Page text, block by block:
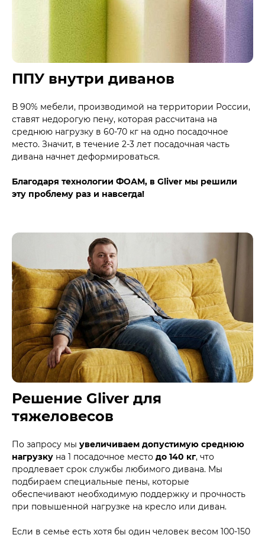
ППУ внутри диванов
В 90% мебели, производимой на территории России,
ставят недорогую пену, которая рассчитана на
среднюю нагрузку в 60-70 кг на одно посадочное
место. Значит, в течение 2-3 лет посадочная часть
дивана начнет деформироваться.
Благодаря технологии ФОАМ, в Gliver мы решили
эту проблему раз и навсегда!
Решение Gliver для
тяжеловесов
По запросу мы увеличиваем допустимую среднюю
нагрузку на 1 посадочное место до 140 кг, что
продлевает срок службы любимого дивана. Мы
подбираем специальные пены, которые
обеспечивают необходимую поддержку и прочность
при повышенной нагрузке на кресло или диван.
Если в семье есть хотя бы один человек весом 100-150